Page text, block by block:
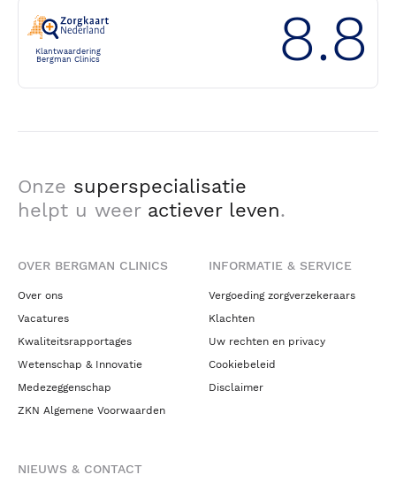
Klantwaardering
Bergman Clinics
8.8
Onze superspecialisatie
helpt u weer actiever leven.
OVER BERGMAN CLINICS
Over ons
Vacatures
Kwaliteitsrapportages
Wetenschap & Innovatie
Medezeggenschap
ZKN Algemene Voorwaarden
INFORMATIE & SERVICE
Vergoeding zorgverzekeraars
Klachten
Uw rechten en privacy
Cookiebeleid
Disclaimer
NIEUWS & CONTACT